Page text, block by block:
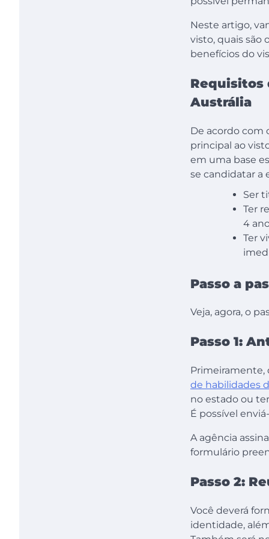
Neste artigo,
visto, quais são
benefícios do
Requisitos
Austrália
De acordo com
principal ao
em uma base
se candidatar a
Ser
Ter
4
Ter
Passo a
Veja, agora, o
Passo 1:
de habilidades
no estado ou
É possível
A agência
formulário
Passo 2:
Você deverá
identidade,